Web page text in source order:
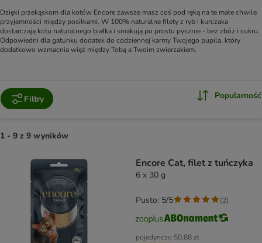
Dzięki przekąskom dla kotów Encore zawsze masz coś pod ręką na te małe chwile
przyjemności między posiłkami. W 100% naturalne filety z ryb i kurczaka
dostarczają kotu naturalnego białka i smakują po prostu pysznie - bez zbóż i cukru.
Odpowiedni dla gatunku dodatek do codziennej karmy Twojego pupila, który
dodatkowo wzmacnia więź między Tobą a Twoim zwierzakiem.
Filtry Popularność
1 - 9 z 9 wyników
Encore Cat, filet z tuńczyka
6 x 30 g
pojedynczo 50,88 zł
Pusto: 5/5 (2)